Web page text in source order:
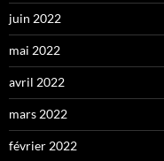
juin 2022
mai 2022
avril 2022
mars 2022
février 2022